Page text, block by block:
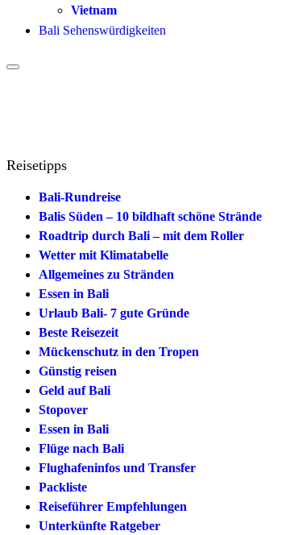
Vietnam
Bali Sehenswürdigkeiten
Reisetipps
Bali-Rundreise
Balis Süden – 10 bildhaft schöne Strände
Roadtrip durch Bali – mit dem Roller
Wetter mit Klimatabelle
Allgemeines zu Stränden
Essen in Bali
Urlaub Bali- 7 gute Gründe
Beste Reisezeit
Mückenschutz in den Tropen
Günstig reisen
Geld auf Bali
Stopover
Essen in Bali
Flüge nach Bali
Flughafeninfos und Transfer
Packliste
Reiseführer Empfehlungen
Unterkünfte Ratgeber